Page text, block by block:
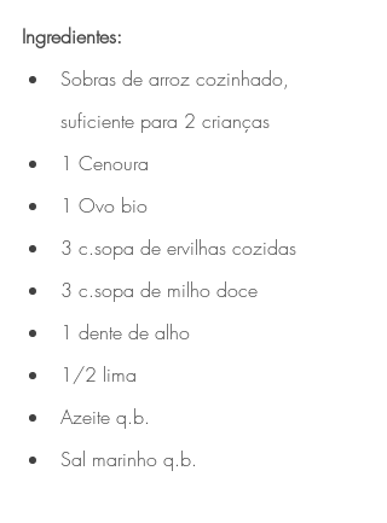
Ingredientes:
Sobras de arroz cozinhado,
suficiente para 2 crianças
1 Cenoura
1 Ovo bio
3 c.sopa de ervilhas cozidas
3 c.sopa de milho doce
1 dente de alho
1/2 lima
Azeite q.b.
Sal marinho q.b.